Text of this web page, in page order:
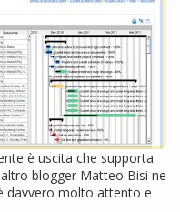
è uscita che supporta
blogger Matteo Bisi ne
davvero molto attento e